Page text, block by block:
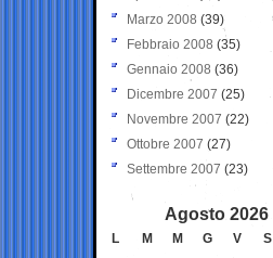
Marzo 2008 (39)
Febbraio 2008 (35)
Gennaio 2008 (36)
Dicembre 2007 (25)
Novembre 2007 (22)
Ottobre 2007 (27)
Settembre 2007 (23)
Agosto 2026
L M M G V S